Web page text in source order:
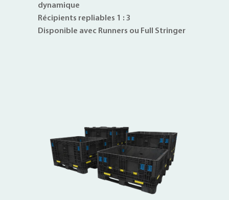
dynamique
Récipients repliables 1 : 3
Disponible avec Runners ou Full Stringer